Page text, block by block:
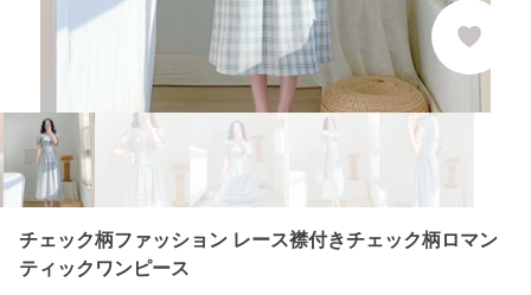
チェック柄ファッション レース襟付きチェック柄ロマン
ティックワンピース